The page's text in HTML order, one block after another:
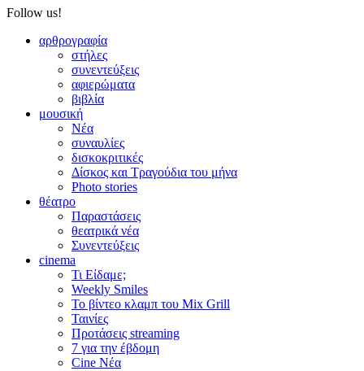
Follow us!
αρθρογραφία
στήλες
συνεντεύξεις
αφιερώματα
βιβλία
μουσική
Νέα
συναυλίες
δισκοκριτικές
Δίσκος και Τραγούδια του μήνα
Photo stories
θέατρο
Παραστάσεις
θεατρικά νέα
Συνεντεύξεις
cinema
Τι Είδαμε;
Weekly Smiles
Το βίντεο κλαμπ του Mix Grill
Ταινίες
Προτάσεις streaming
7 για την έβδομη
Cine Νέα